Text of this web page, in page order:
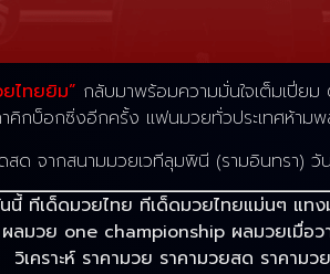
ไทยยิม” กลับมาพร้อมความมั่นใจเต็มเปี่ยม
คิกบ็อกซิ่งอีกครั้ง แฟนมวยทั่วประเทศห้ามพ
ด จากสนามมวยเวทีลุมพินี (รามอินทรา) วั
นี้ ทีเด็ดมวยไทย ทีเด็ดมวยไทยแม่นๆ แท
มวย one championship ผลมวยเมื่อ
วิเคราะห์ ราคามวย ราคามวยสด ราคามว